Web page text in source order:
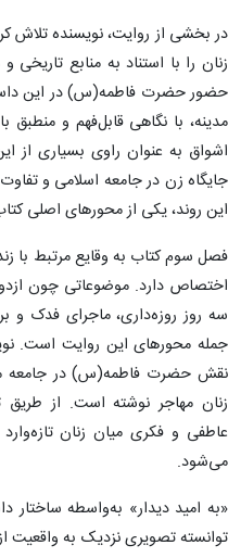
در بخشی از روایت، نویسنده تلاش
زنان را با استناد به منابع
حضور حضرت فاطمه(س) در این
مدینه، با نگاهی قابل‌فهم و
اشواق به عنوان راوی بسیاری از
جایگاه زن در جامعه اسلامی و
این روند، یکی از محورهای اصلی
فصل سوم کتاب به وقایع مرتبط
اختصاص دارد. موضوعاتی چون
سه روز روزه‌داری، ماجرای فدک و
جمله محورهای این روایت است.
نقش حضرت فاطمه(س) در جامعه
زنان مهاجر نوشته است. از
عاطفی و فکری میان زنان
می‌شود.
«به امید دیدار» به‌واسطه ساختار
توانسته تصویری نزدیک به واقعیت